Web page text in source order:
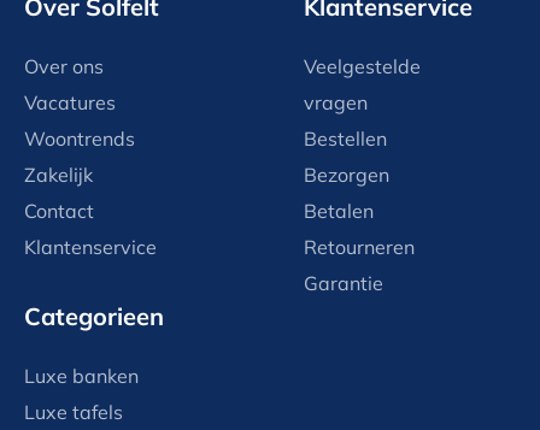
Over Solfelt
Over ons
Vacatures
Woontrends
Zakelijk
Contact
Klantenservice
Klantenservice
Veelgestelde
vragen
Bestellen
Bezorgen
Betalen
Retourneren
Garantie
Categorieen
Luxe banken
Luxe tafels